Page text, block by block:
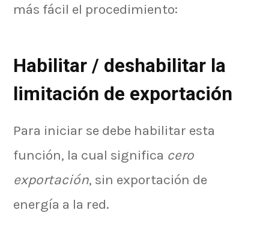
más fácil el procedimiento:
Habilitar / deshabilitar la
limitación de exportación
Para iniciar se debe habilitar esta
función, la cual significa cero
exportación, sin exportación de
energía a la red.